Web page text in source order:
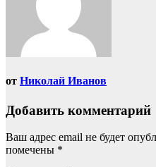
от Николай Иванов
Добавить комментарий
Ваш адрес email не будет
помечены *